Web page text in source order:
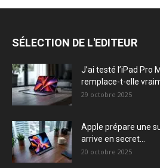
SÉLECTION DE L'EDITEUR
J’ai testé l’iPad Pro
remplace-t-elle
29 octobre 2025
Apple prépare une
arrive en secret...
20 octobre 2025